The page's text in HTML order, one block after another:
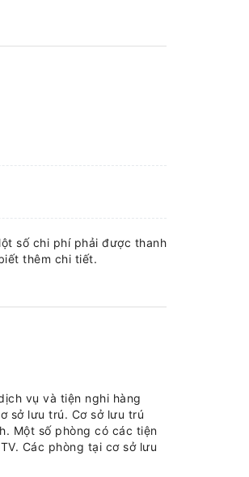
số chi phí phải được thanh
thêm chi tiết.
vụ và tiện nghi hàng
sở lưu trú. Cơ sở lưu trú
Một số phòng có các tiện
Các phòng tại cơ sở lưu